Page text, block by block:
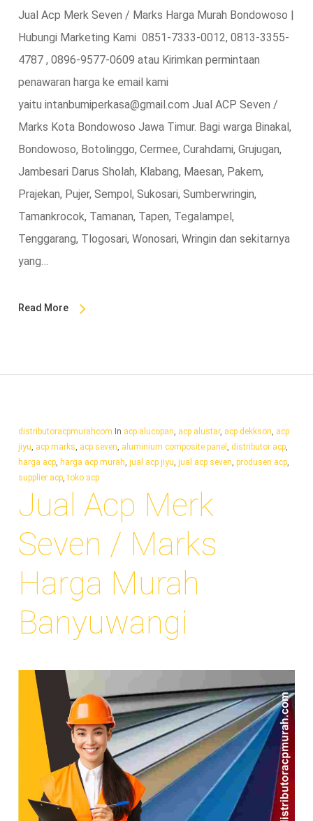
Jual Acp Merk Seven / Marks Harga Murah Bondowoso |
Hubungi Marketing Kami 0851-7333-0012, 0813-3355-
4787 , 0896-9577-0609 atau Kirimkan permintaan
penawaran harga ke email kami
yaitu intanbumiperkasa@gmail.com Jual ACP Seven /
Marks Kota Bondowoso Jawa Timur. Bagi warga Binakal,
Bondowoso, Botolinggo, Cermee, Curahdami, Grujugan,
Jambesari Darus Sholah, Klabang, Maesan, Pakem,
Prajekan, Pujer, Sempol, Sukosari, Sumberwringin,
Tamankrocok, Tamanan, Tapen, Tegalampel,
Tenggarang, Tlogosari, Wonosari, Wringin dan sekitarnya
yang…
Read More
distributoracpmurahcom In acp alucopan, acp alustar, acp dekkson, acp
jiyu, acp marks, acp seven, aluminium composite panel , distributor acp,
harga acp, harga acp murah, jual acp jiyu, jual acp seven, produsen acp,
supplier acp,toko acp
Jual Acp Merk
Seven / Marks
Harga Murah
Banyuwangi